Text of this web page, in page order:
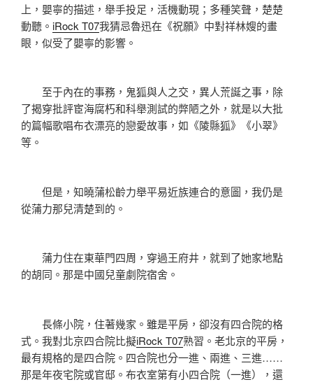
上，嬰寧的描述，舉手投足，活機動現；多種笑聲，楚楚
動聽。 iRock T07我猜忌魯迅在《祝願》中對祥林嫂的畫
眼，似受了嬰寧的影響。
至于內在的事務，鬼狐與人之交，異人荒誕之事，除
了揭穿批評宦海腐朽和科舉測試的弊陋之外，就是以大批
的篇幅歌唱布衣漂亮的戀愛故事，如《陵縣狐》《小翠》
等。
但是，知曉蒲松齡力舉平易近族連合的意圖，我仍是
從蒲力那兒清楚到的。
蒲力住在東華門四周，穿過王府井，就到了她家地點
的胡同。那是中國兒童劇院宿舍。
長條小院，住著幾家。雖是平房，卻沒有四合院的格
式。我對北京四合院比擬iRock T07熟習。老北京的平房，
最有規格的是四合院。四合院也分一進、兩進、三進……
那是年夜宅院或官邸。布衣室第有小四合院（一進），還